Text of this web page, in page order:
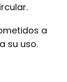
a
su uso.